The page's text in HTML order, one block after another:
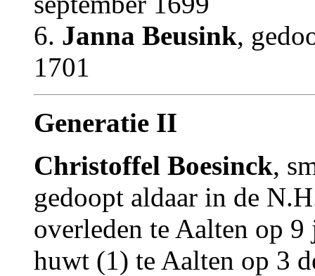
6. Janna Beusink,
1701
Generatie II
Christoffel Boesinck,
gedoopt aldaar in de
overleden te Aalten op
huwt (1) te Aalten op 3